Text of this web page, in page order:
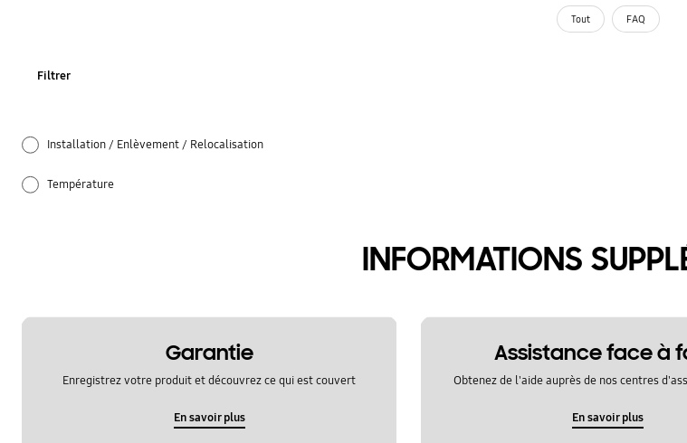
Tout FAQ
Filtrer
Installation / Enlèvement / Relocalisation
Température
INFORMATIONS
Garantie
Enregistrez votre produit et découvrez ce qui est couvert
En savoir plus
Assistance face à
Obtenez de l'aide auprès de nos centres
En savoir plus